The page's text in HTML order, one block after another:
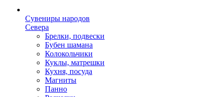
Сувениры народов
Севера
Брелки, подвески
Бубен шамана
Колокольчики
Куклы, матрешки
Кухня, посуда
Магниты
Панно